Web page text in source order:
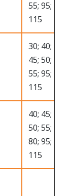
55; 95;
115
30; 40;
45; 50;
55; 95;
115
40; 45;
50; 55;
80; 95;
115